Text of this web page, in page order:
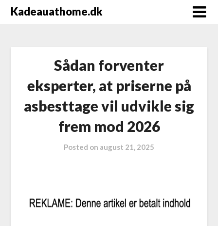
Kadeauathome.dk
Sådan forventer
eksperter, at priserne på
asbesttage vil udvikle sig
frem mod 2026
Posted on august 21, 2025